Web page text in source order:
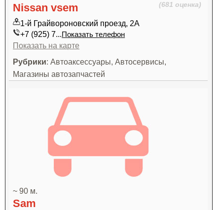
(681 оценка)
Nissan vsem
1-й Грайвороновский проезд, 2А
+7 (925) 7...Показать телефон
Показать на карте
Рубрики: Автоаксессуары, Автосервисы,
Магазины автозапчастей
~ 90 м.
Sam